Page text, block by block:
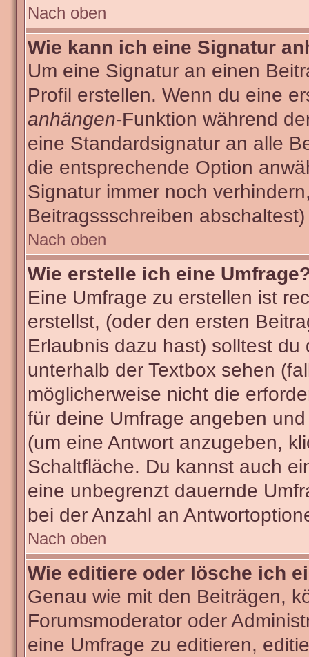
Nach oben
Wie kann ich eine Signatur
Um eine Signatur an einen
Profil erstellen. Wenn du eine
anhängen-Funktion während
eine Standardsignatur an alle
die entsprechende Option
Signatur immer noch
Beitragssschreiben abschaltest)
Nach oben
Wie erstelle ich eine
Eine Umfrage zu erstellen ist
erstellst, (oder den ersten
Erlaubnis dazu hast) solltest
unterhalb der Textbox sehen
möglicherweise nicht die
für deine Umfrage angeben
(um eine Antwort anzugeben,
Schaltfläche. Du kannst auch
eine unbegrenzt dauernde
bei der Anzahl an
Nach oben
Wie editiere oder lösche ich
Genau wie mit den Beiträgen,
Forumsmoderator oder
eine Umfrage zu editieren,